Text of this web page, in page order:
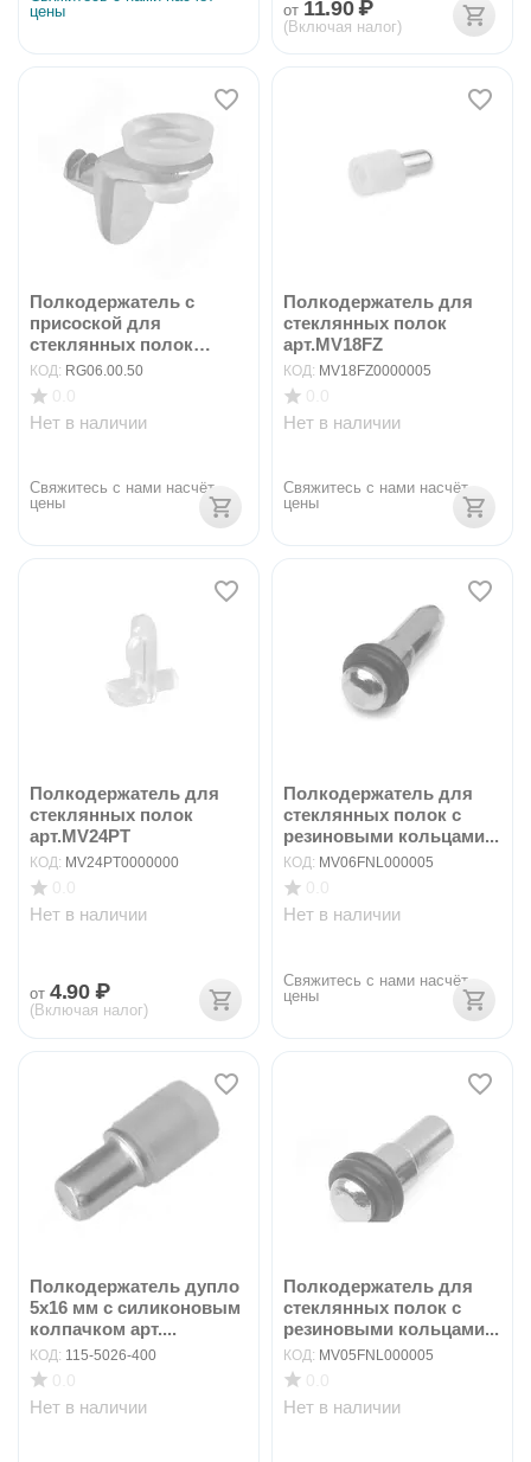
цены
от 11.90 ₽
(Включая налог)
Полкодержатель с
присоской для
стеклянных полок
(никель) ...
КОД: RG06.00.50
Нет в наличии
Свяжитесь с нами насчёт
цены
Полкодержатель для
стеклянных полок
арт.MV18FZ
КОД: MV18FZ0000005
Нет в наличии
Свяжитесь с нами насчёт
цены
Полкодержатель для
стеклянных полок
арт.MV24PT
КОД: MV24PT0000000
Нет в наличии
от 4.90 ₽
(Включая налог)
Полкодержатель для
стеклянных полок с
резиновыми кольцами...
КОД: MV06FNL000005
Нет в наличии
Свяжитесь с нами насчёт
цены
Полкодержатель дупло
5х16 мм с силиконовым
колпачком арт....
КОД: 115-5026-400
Нет в наличии
Полкодержатель для
стеклянных полок с
резиновыми кольцами...
КОД: MV05FNL000005
Нет в наличии